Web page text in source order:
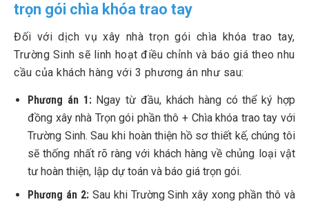
trọn gói chìa khóa trao tay
Đối với dịch vụ xây nhà trọn gói chìa khóa trao tay,
Trường Sinh sẽ linh hoạt điều chỉnh và báo giá theo nhu
cầu của khách hàng với 3 phương án như sau:
Phương án 1: Ngay từ đầu, khách hàng có thể ký hợp
đồng xây nhà Trọn gói phần thô + Chìa khóa trao tay với
Trường Sinh. Sau khi hoàn thiện hồ sơ thiết kế, chúng tôi
sẽ thống nhất rõ ràng với khách hàng về chủng loại vật
tư hoàn thiện, lập dự toán và báo giá trọn gói.
Phương án 2:Sau khi Trường Sinh xây xong phần thô và